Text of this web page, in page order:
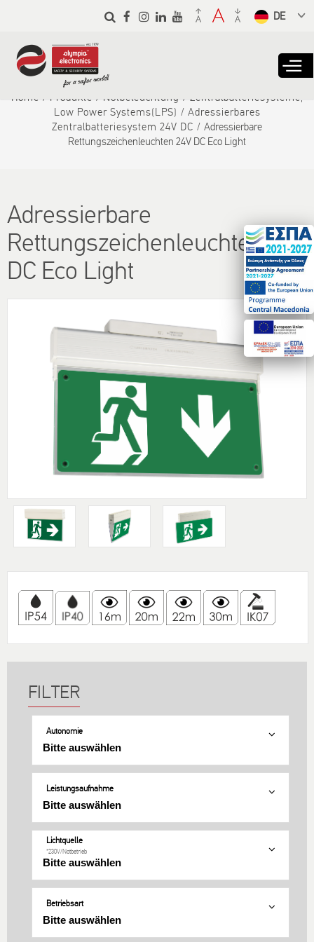
Skip to
main
from the
dropdown
to translate
Home Produkte Notbeleuchtung
Zentralbatteriesysteme,
Low Power Systems(LPS)
Adressierbares
Zentralbatteriesystem 24V DC
Adressierbare
Rettungszeichenleuchten 24V DC Eco Light
Adressierbare
Rettungszeichenleuchten 24V
DC Eco Light
Autonomie
Leistungsaufnahme
Lichtquelle
*230V/Notbetrieb
Betriebsart